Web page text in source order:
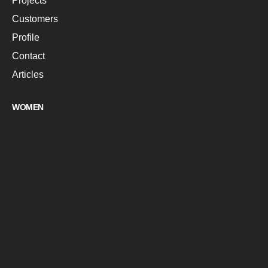
Customers
Profile
Contact
Articles
WOMEN